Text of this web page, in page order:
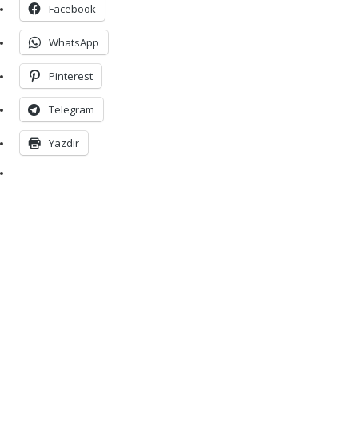
Facebook
WhatsApp
Pinterest
Telegram
Yazdır